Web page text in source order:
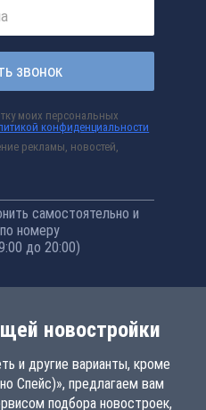
звонок
моих персональных
конфиденциальности
рекламы, новостей,
самостоятельно и
номеру
до 20:00)
новостройки
и другие варианты, кроме
Спейс)», предлагаем вам
подбора новостроек,